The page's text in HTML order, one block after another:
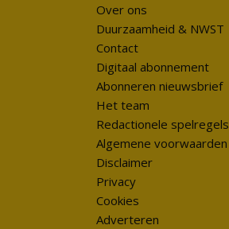
Over ons
Duurzaamheid & NWST
Contact
Digitaal abonnement
Abonneren nieuwsbrief
Het team
Redactionele spelregels
Algemene voorwaarden
Disclaimer
Privacy
Cookies
Adverteren